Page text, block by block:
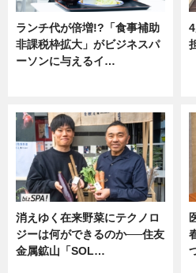
ランチ代が倍増!?「食事補助
非課税枠拡大」がビジネスパ
ーソンに与えるイ…
消えゆく在来野菜にテクノロ
ジーは何ができるのか──住友
金属鉱山「SOL…